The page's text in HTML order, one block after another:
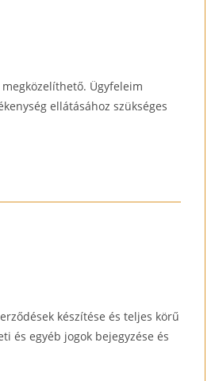
Ügyfeleim
ellátásához szükséges
készítése és teljes körű
és egyéb jogok bejegyzése és